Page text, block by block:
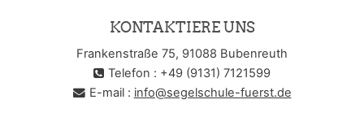
KONTAKTIERE UNS
Frankenstraße 75, 91088 Bubenreuth
Telefon : +49 (9131) 7121599
E-mail : info@segelschule-fuerst.de